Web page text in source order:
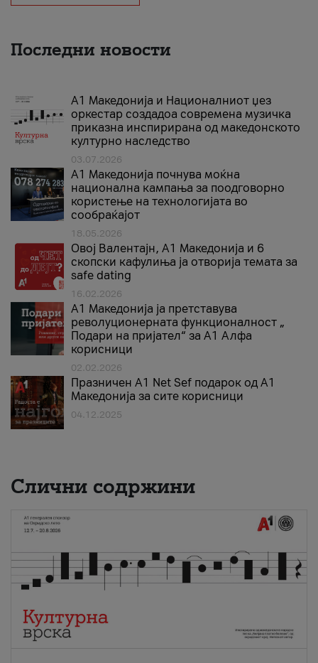
Последни новости
А1 Македонија и Националниот џез
оркестар создадоа современа музичка
приказна инспирирана од македонското
културно наследство
03.07.2026
A1 Македонија почнува моќна
национална кампања за поодговорно
користење на технологијата во
сообраќајот
18.05.2026
Овој Валентајн, A1 Македонија и 6
скопски кафулиња ја отворија темата за
safe dating
16.02.2026
А1 Македонија ја претставува
револуционерната функционалност „
Подари на пријател“ за А1 Алфа
корисници
02.02.2026
Празничен A1 Net Sеf подарок од А1
Македонија за сите корисници
04.12.2025
Слични содржини